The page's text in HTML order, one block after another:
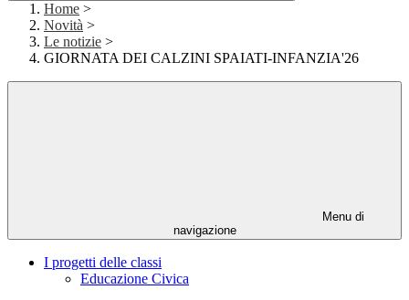
Home >
Novità >
Le notizie >
GIORNATA DEI CALZINI SPAIATI-INFANZIA'26
Menu di
navigazione
I progetti delle classi
Educazione Civica